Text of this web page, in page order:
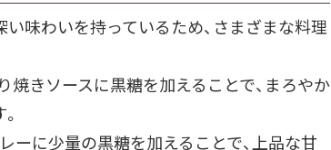
味わいを持っているため、さまざまな料理
焼きソースに黒糖を加えることで、まろやか
ーに少量の黒糖を加えることで、上品な甘